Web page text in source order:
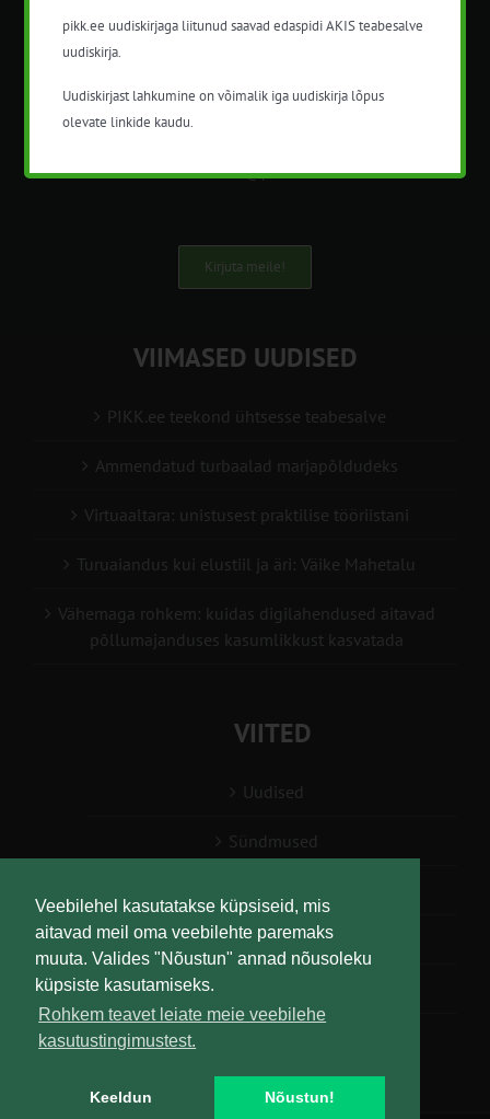
Veebilehel kasutatakse küpsiseid, mis
aitavad meil oma veebilehte paremaks
muuta. Valides "Nõustun" annad nõusoleku
küpsiste kasutamiseks.
Rohkem teavet leiate meie veebilehe
kasutustingimustest.
Keeldun Nõustun!
Nõuandeteenistuse nimetuse alt
korraldatalse põllu- ja maamajanduslikke
nõustamisteenuseid.
info@pikk.ee
Kirjuta meile!
VIIMASED UUDISED
PIKK.ee teekond ühtsesse teabesalve
Ammendatud turbaalad marjapõldudeks
Virtuaaltara: unistusest praktilise tööriistani
Turuaiandus kui elustiil ja äri: Väike Mahetalu
Vähemaga rohkem: kuidas digilahendused aitavad
põllumajanduses kasumlikkust kasvatada
VIITED
Uudised
Sündmused
Teabesalv
Liitu uudiskirjaga
pikk.ee uudiskirjaga liitunud saavad edaspidi AKIS teabesalve
uudiskirja.
Uudiskirjast lahkumine on võimalik iga uudiskirja lõpus
olevate linkide kaudu.